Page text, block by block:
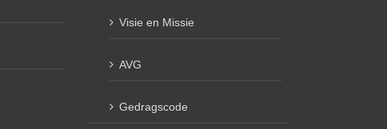
Visie en Missie
AVG
Gedragscode